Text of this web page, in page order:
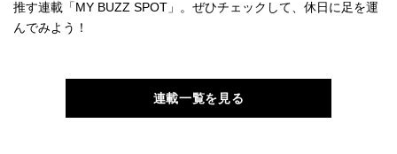
推す連載「MY BUZZ SPOT」。ぜひチェックして、休日に足を運
んでみよう！
連載一覧を見る